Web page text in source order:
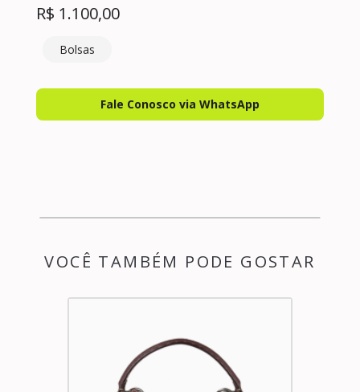
R$ 1.100,00
Bolsas
Fale Conosco via WhatsApp
VOCÊ TAMBÉM PODE GOSTAR